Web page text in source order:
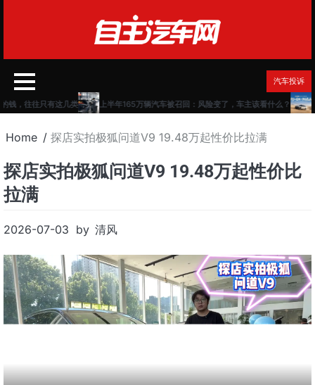
汽车投诉
钱，往往只有这几类 上半年165万辆汽车被召回：风险变了，车主该看什么？
Home 探店实拍极狐问道V9 19.48万起性价比拉满
探店实拍极狐问道V9 19.48万起性价比
拉满
2026-07-03 by 清风